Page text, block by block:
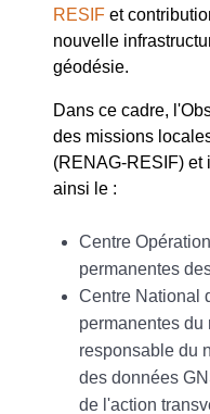
RESIF et
nouvelle
géodésie.
Dans ce cadre,
des missions
(RENAG-RESIF) et
ainsi le :
Centre
permanentes
Centre National
permanentes du
responsable du
des données
de l'action